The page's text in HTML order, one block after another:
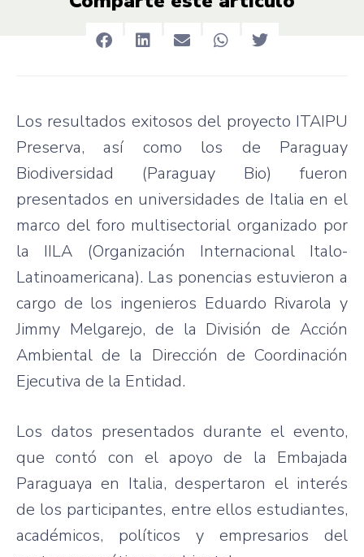
Los resultados exitosos del proyecto ITAIPU
Preserva, así como los de Paraguay
Biodiversidad (Paraguay Bio) fueron
presentados en universidades de Italia en el
marco del foro multisectorial organizado por
la IILA (Organización Internacional Italo-
Latinoamericana). Las ponencias estuvieron a
cargo de los ingenieros Eduardo Rivarola y
Jimmy Melgarejo, de la División de Acción
Ambiental de la Dirección de Coordinación
Ejecutiva de la Entidad.
Los datos presentados durante el evento,
que contó con el apoyo de la Embajada
Paraguaya en Italia, despertaron el interés
de los participantes, entre ellos estudiantes,
académicos, políticos y empresarios del